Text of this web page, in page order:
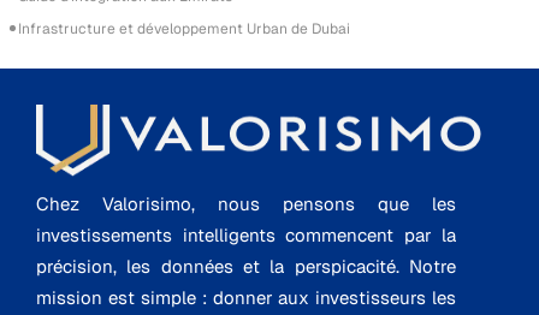
Infrastructure et développement Urban de Dubai
Chez Valorisimo, nous pensons que les
investissements intelligents commencent par la
précision, les données et la perspicacité. Notre
mission est simple : donner aux investisseurs les